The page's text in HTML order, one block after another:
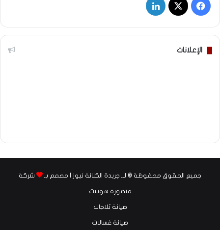
فيسبوك
‫X لينكدإن
الإعلانات
جميع الحقوق محفوظة © لــ جريدة الكنانة نيوز | مصمم بـ شركة
منصورة هوست
صيانة ثلاجات
صيانة غسالات